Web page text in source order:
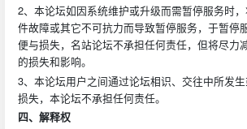
2、本论坛如因系统维护或升级而需暂停服务时
件故障或其它不可抗力而导致暂停服务，于暂停
便与损失，名站论坛不承担任何责任，但将尽力
的损失和影响。
3、本论坛用户之间通过论坛相识、交往中所发
损失，本论坛不承担任何责任。
四、解释权